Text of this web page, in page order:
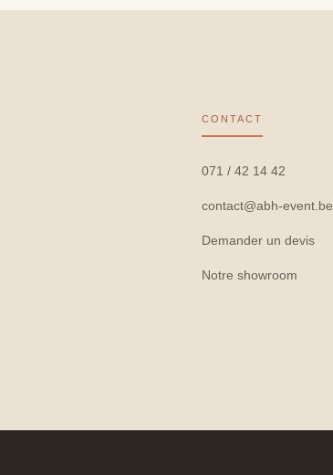
CONTACT
071 / 42 14 42
contact@abh-event.be
Demander un devis
Notre showroom